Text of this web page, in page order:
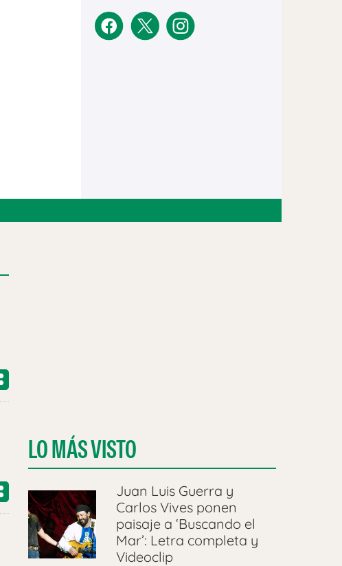
LO MÁS VISTO
Juan Luis Guerra y
Carlos Vives ponen
paisaje a ‘Buscando el
Mar’: Letra completa y
Videoclip